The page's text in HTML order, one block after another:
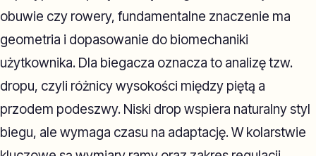
obuwie czy rowery, fundamentalne znaczenie ma
geometria i dopasowanie do biomechaniki
użytkownika. Dla biegacza oznacza to analizę tzw.
dropu, czyli różnicy wysokości między piętą a
przodem podeszwy. Niski drop wspiera naturalny styl
biegu, ale wymaga czasu na adaptację. W kolarstwie